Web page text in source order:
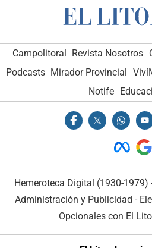
Campolitoral Revista Nosotros
Podcasts Mirador Provincial
Notife
Hemeroteca Digital (1930-1979)
Administración y Publicidad -
Opcionales con El